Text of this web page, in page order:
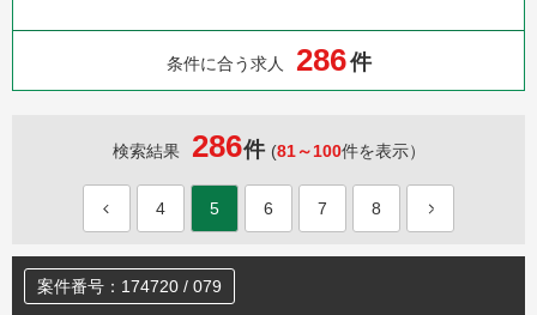
条件に合う求人 286件
検索結果 286件 (81～100件を表示）
4 5 6 7 8
案件番号：174720 / 079